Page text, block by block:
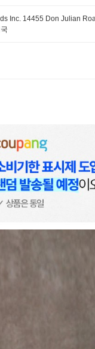
Inc. 14455 Don Julian